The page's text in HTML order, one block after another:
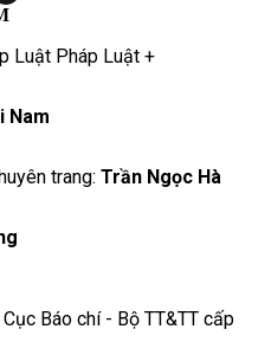
Luật Pháp Luật +
Nam
trang: Trần Ngọc Hà
Báo chí - Bộ TT&TT cấp